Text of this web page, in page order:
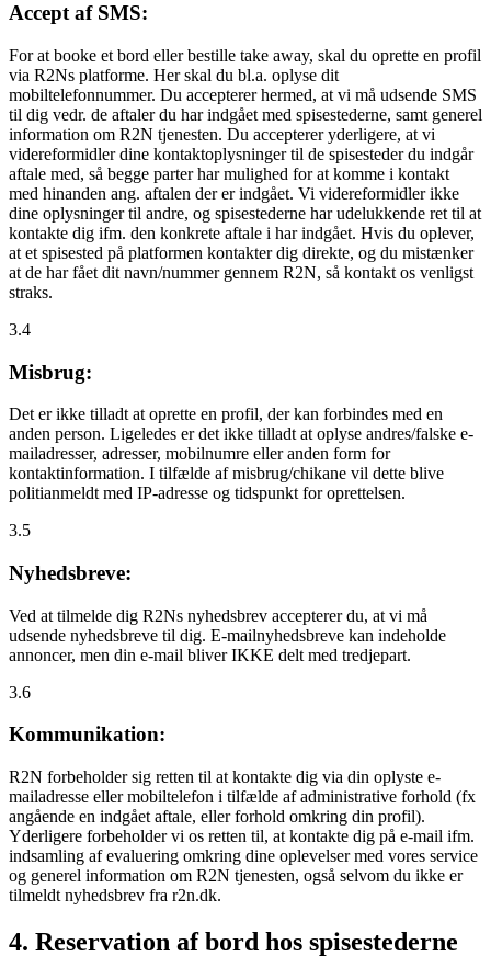
Accept af SMS:
For at booke et bord eller bestille take away, skal du oprette en profil
via R2Ns platforme. Her skal du bl.a. oplyse dit
mobiltelefonnummer. Du accepterer hermed, at vi må udsende SMS
til dig vedr. de aftaler du har indgået med spisestederne, samt generel
information om R2N tjenesten. Du accepterer yderligere, at vi
videreformidler dine kontaktoplysninger til de spisesteder du indgår
aftale med, så begge parter har mulighed for at komme i kontakt
med hinanden ang. aftalen der er indgået. Vi videreformidler ikke
dine oplysninger til andre, og spisestederne har udelukkende ret til at
kontakte dig ifm. den konkrete aftale i har indgået. Hvis du oplever,
at et spisested på platformen kontakter dig direkte, og du mistænker
at de har fået dit navn/nummer gennem R2N, så kontakt os venligst
straks.
3.4
Misbrug:
Det er ikke tilladt at oprette en profil, der kan forbindes med en
anden person. Ligeledes er det ikke tilladt at oplyse andres/falske e-
mailadresser, adresser, mobilnumre eller anden form for
kontaktinformation. I tilfælde af misbrug/chikane vil dette blive
politianmeldt med IP-adresse og tidspunkt for oprettelsen.
3.5
Nyhedsbreve:
Ved at tilmelde dig R2Ns nyhedsbrev accepterer du, at vi må
udsende nyhedsbreve til dig. E-mailnyhedsbreve kan indeholde
annoncer, men din e-mail bliver IKKE delt med tredjepart.
3.6
Kommunikation:
R2N forbeholder sig retten til at kontakte dig via din oplyste e-
mailadresse eller mobiltelefon i tilfælde af administrative forhold (fx
angående en indgået aftale, eller forhold omkring din profil).
Yderligere forbeholder vi os retten til, at kontakte dig på e-mail ifm.
indsamling af evaluering omkring dine oplevelser med vores service
og generel information om R2N tjenesten, også selvom du ikke er
tilmeldt nyhedsbrev fra r2n.dk.
4. Reservation af bord hos spisestederne